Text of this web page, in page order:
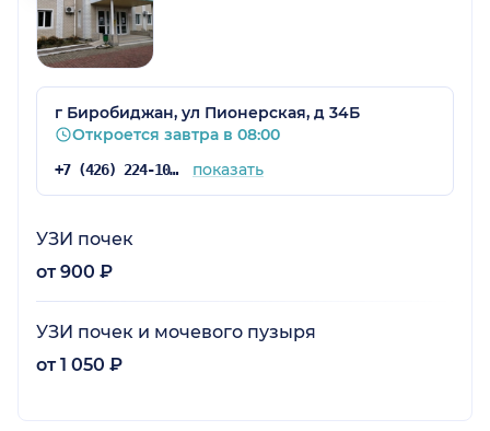
г Биробиджан, ул Пионерская, д 34Б
Откроется завтра в 08:00
+7 (426) 224-10-90 показать
УЗИ почек
от 900 ₽
УЗИ почек и мочевого пузыря
от 1 050 ₽